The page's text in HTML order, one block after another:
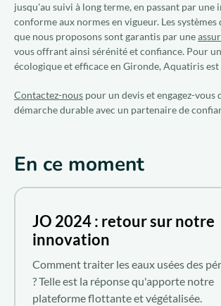
jusqu'au suivi à long terme, en passant par une
conforme aux normes en vigueur. Les systèmes
que nous proposons sont garantis par une
vous offrant ainsi sérénité et confiance. Pour
écologique et efficace en Gironde, Aquatiris
Contactez-nous pour un devis et engagez-vous
démarche durable avec un partenaire de
En ce moment
JO 2024 : retour sur notre
innovation
Comment traiter les eaux usées des
? Telle est la réponse qu'apporte notre
plateforme flottante et végétalisée.